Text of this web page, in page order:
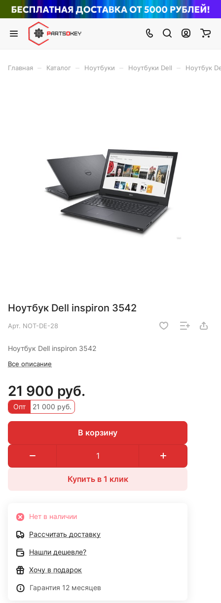
Главная Каталог Ноутбуки Ноутбуки Dell Ноутбук
Ноутбук Dell inspiron 3542
Арт. NOT-DE-28
Ноутбук Dell inspiron 3542
Все описание
21 900 руб.
Опт 21 000 руб.
В корзину
Купить в 1 клик
Нет в наличии
Рассчитать доставку
Нашли дешевле?
Хочу в подарок
Гарантия 12 месяцев